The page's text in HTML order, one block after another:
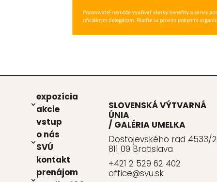
expo­zí­cia
akcie
vstup
o nás
SVÚ
kon­takt
pre­ná­jom
SLOVENSKÁ VÝTVARNÁ
ÚNIA
/ GALÉRIA UMELKA
Dostojevského rad 4533/2
811 09 Bratislava
+421 2 529 62 402
office@svu.sk